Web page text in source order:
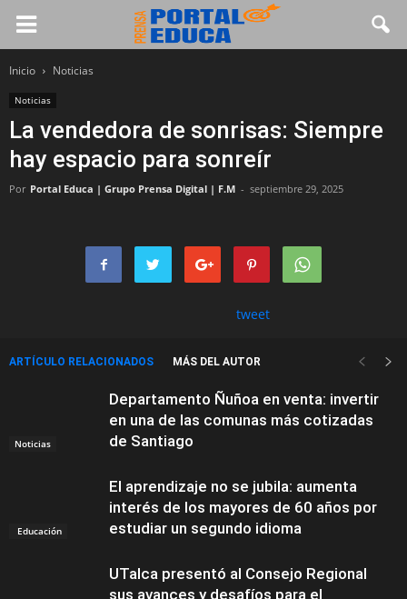
Inicio Noticias
Noticias
La vendedora de sonrisas: Siempre
hay espacio para sonreír
Por Portal Educa | Grupo Prensa Digital | F.M - septiembre 29, 2025
tweet
ARTÍCULO RELACIONADOS MÁS DEL AUTOR
Noticias
Departamento Ñuñoa en venta: invertir
en una de las comunas más cotizadas
de Santiago
Educación
El aprendizaje no se jubila: aumenta
interés de los mayores de 60 años por
estudiar un segundo idioma
UTalca presentó al Consejo Regional
sus avances y desafíos para el